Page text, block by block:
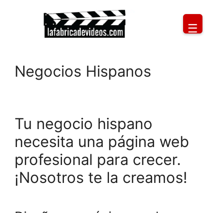
Negocios Hispanos
Tu negocio hispano
necesita una página web
profesional para crecer.
¡Nosotros te la creamos!